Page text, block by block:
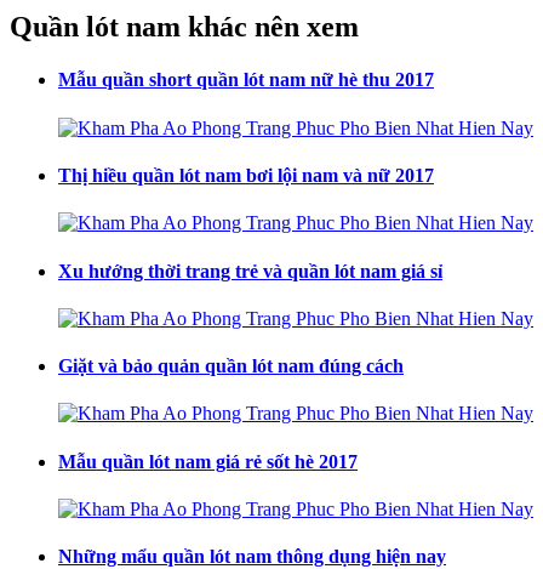
Quần lót nam khác nên xem
Mẫu quần short quần lót nam nữ hè thu 2017
Thị hiều quần lót nam bơi lội nam và nữ 2017
Xu hướng thời trang trẻ và quần lót nam giá sỉ
Giặt và bảo quản quần lót nam đúng cách
Mẫu quần lót nam giá rẻ sốt hè 2017
Những mẩu quần lót nam thông dụng hiện nay